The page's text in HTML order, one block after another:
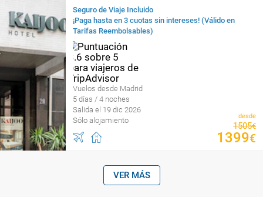
Seguro de Viaje Incluido
¡Paga hasta en 3 cuotas sin intereses! (Válido en
Tarifas Reembolsables)
Vuelos desde Madrid
5 días / 4 noches
Salida el 19 dic 2026
Sólo alojamiento
desde
1505€
1399€
VER MÁS